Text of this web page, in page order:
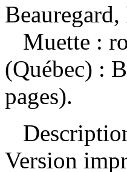
Beauregard,
Muette :
(Québec) :
pages).
Version